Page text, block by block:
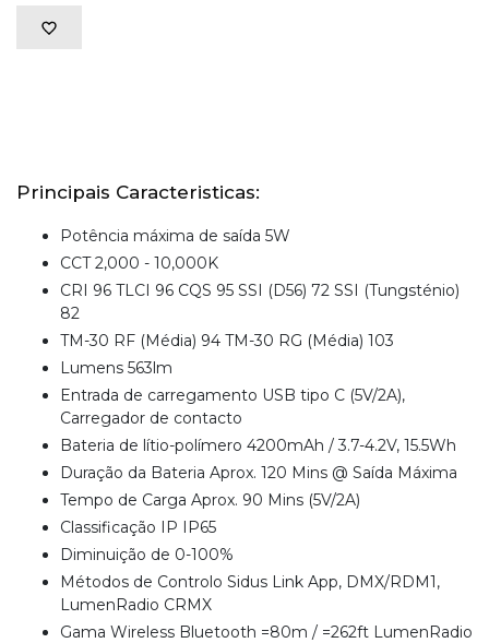
Principais Caracteristicas:
Potência máxima de saída 5W
CCT 2,000 - 10,000K
CRI 96 TLCI 96 CQS 95 SSI (D56) 72 SSI (Tungsténio)
82
TM-30 RF (Média) 94 TM-30 RG (Média) 103
Lumens 563lm
Entrada de carregamento USB tipo C (5V/2A),
Carregador de contacto
Bateria de lítio-polímero 4200mAh / 3.7-4.2V, 15.5Wh
Duração da Bateria Aprox. 120 Mins @ Saída Máxima
Tempo de Carga Aprox. 90 Mins (5V/2A)
Classificação IP IP65
Diminuição de 0-100%
Métodos de Controlo Sidus Link App, DMX/RDM1,
LumenRadio CRMX
Gama Wireless Bluetooth =80m / =262ft LumenRadio